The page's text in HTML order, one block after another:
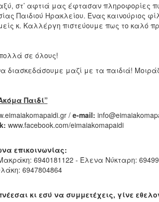
στ’ αφτιά μας έφτασαν πληροφορίες
Παιδιού Ηρακλείου. Ένας καινούριος
κ. Καλλέργη πιστεύουμε πως το καλό
σε όλους!
διασκεδάσουμε μαζί με τα παιδιά!
Παιδί”
/e-mail:
: www.facebook.com/eimaiakomapaidi
επικοινωνίας:
6940181122 - Έλενα Νύκταρη:
6947804864
κι εσύ να συμμετέχεις, γίνε